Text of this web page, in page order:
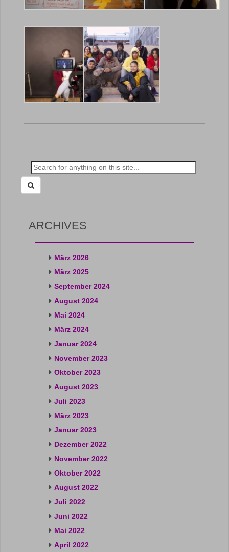
Search
for:
ARCHIVES
März 2026
März 2025
September 2024
August 2024
Mai 2024
März 2024
Januar 2024
November 2023
Oktober 2023
August 2023
Juli 2023
März 2023
Januar 2023
Dezember 2022
November 2022
Oktober 2022
August 2022
Juli 2022
Juni 2022
Mai 2022
April 2022